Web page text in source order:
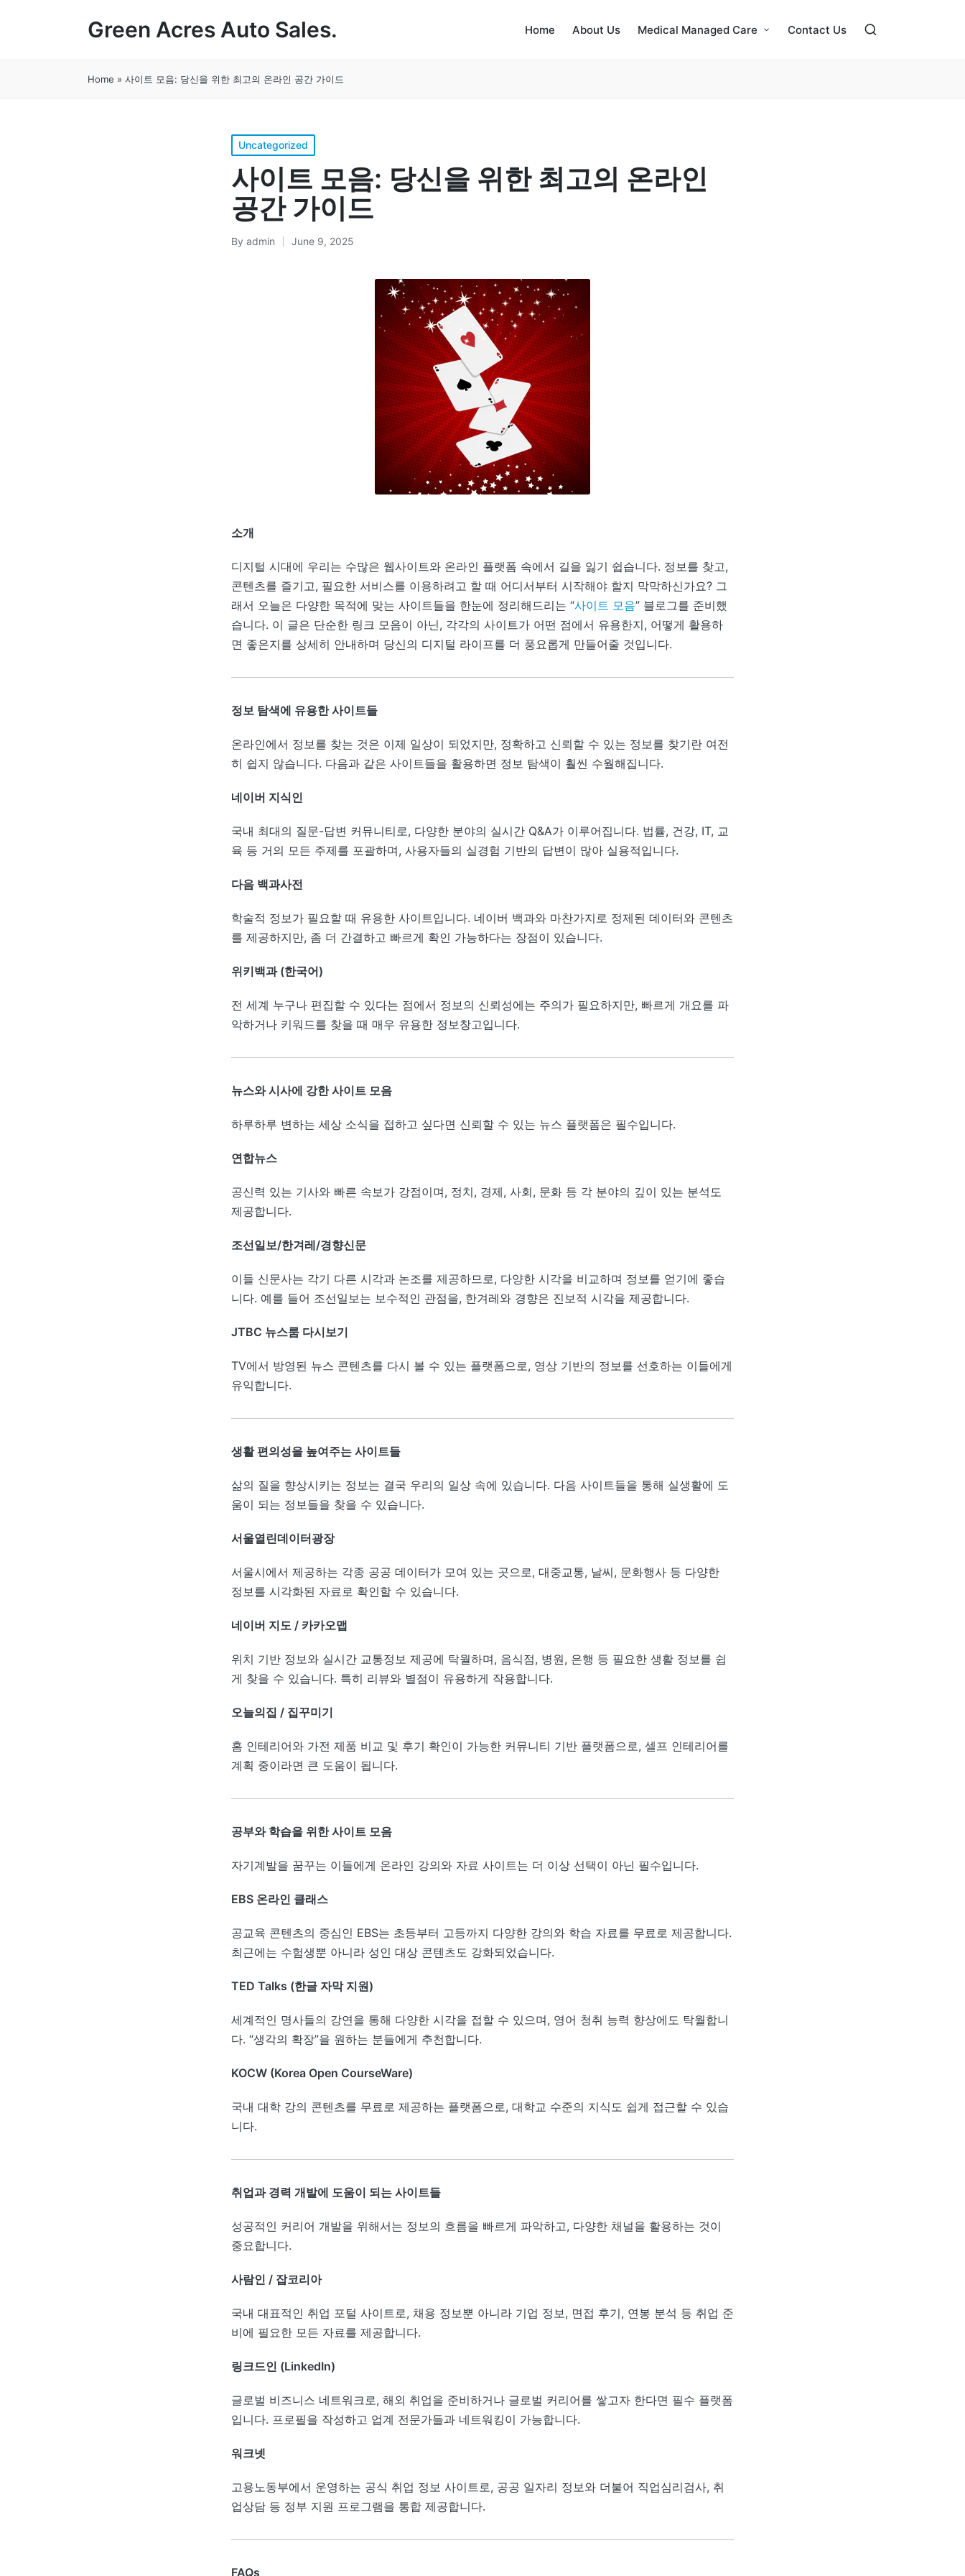
Green Acres Auto Sales. Home About Us Medical Managed Care Contact Us
Home » 사이트 모음: 당신을 위한 최고의 온라인 공간 가이드
Posted
in
Uncategorized
사이트 모음: 당신을 위한 최고의 온라인
공간 가이드
Posted
By admin June 9, 2025
소개
디지털 시대에 우리는 수많은 웹사이트와 온라인 플랫폼 속에서 길을 잃기 쉽습니다. 정보를 찾고,
콘텐츠를 즐기고, 필요한 서비스를 이용하려고 할 때 어디서부터 시작해야 할지 막막하신가요? 그
래서 오늘은 다양한 목적에 맞는 사이트들을 한눈에 정리해드리는 “사이트 모음” 블로그를 준비했
습니다. 이 글은 단순한 링크 모음이 아닌, 각각의 사이트가 어떤 점에서 유용한지, 어떻게 활용하
면 좋은지를 상세히 안내하며 당신의 디지털 라이프를 더 풍요롭게 만들어줄 것입니다.
정보 탐색에 유용한 사이트들
온라인에서 정보를 찾는 것은 이제 일상이 되었지만, 정확하고 신뢰할 수 있는 정보를 찾기란 여전
히 쉽지 않습니다. 다음과 같은 사이트들을 활용하면 정보 탐색이 훨씬 수월해집니다.
네이버 지식인
국내 최대의 질문-답변 커뮤니티로, 다양한 분야의 실시간 Q&A가 이루어집니다. 법률, 건강, IT, 교
육 등 거의 모든 주제를 포괄하며, 사용자들의 실경험 기반의 답변이 많아 실용적입니다.
다음 백과사전
학술적 정보가 필요할 때 유용한 사이트입니다. 네이버 백과와 마찬가지로 정제된 데이터와 콘텐츠
를 제공하지만, 좀 더 간결하고 빠르게 확인 가능하다는 장점이 있습니다.
위키백과 (한국어)
전 세계 누구나 편집할 수 있다는 점에서 정보의 신뢰성에는 주의가 필요하지만, 빠르게 개요를 파
악하거나 키워드를 찾을 때 매우 유용한 정보창고입니다.
뉴스와 시사에 강한 사이트 모음
하루하루 변하는 세상 소식을 접하고 싶다면 신뢰할 수 있는 뉴스 플랫폼은 필수입니다.
연합뉴스
공신력 있는 기사와 빠른 속보가 강점이며, 정치, 경제, 사회, 문화 등 각 분야의 깊이 있는 분석도
제공합니다.
조선일보/한겨레/경향신문
이들 신문사는 각기 다른 시각과 논조를 제공하므로, 다양한 시각을 비교하며 정보를 얻기에 좋습
니다. 예를 들어 조선일보는 보수적인 관점을, 한겨레와 경향은 진보적 시각을 제공합니다.
JTBC 뉴스룸 다시보기
TV에서 방영된 뉴스 콘텐츠를 다시 볼 수 있는 플랫폼으로, 영상 기반의 정보를 선호하는 이들에게
유익합니다.
생활 편의성을 높여주는 사이트들
삶의 질을 향상시키는 정보는 결국 우리의 일상 속에 있습니다. 다음 사이트들을 통해 실생활에 도
움이 되는 정보들을 찾을 수 있습니다.
서울열린데이터광장
서울시에서 제공하는 각종 공공 데이터가 모여 있는 곳으로, 대중교통, 날씨, 문화행사 등 다양한
정보를 시각화된 자료로 확인할 수 있습니다.
네이버 지도 / 카카오맵
위치 기반 정보와 실시간 교통정보 제공에 탁월하며, 음식점, 병원, 은행 등 필요한 생활 정보를 쉽
게 찾을 수 있습니다. 특히 리뷰와 별점이 유용하게 작용합니다.
오늘의집 / 집꾸미기
홈 인테리어와 가전 제품 비교 및 후기 확인이 가능한 커뮤니티 기반 플랫폼으로, 셀프 인테리어를
계획 중이라면 큰 도움이 됩니다.
공부와 학습을 위한 사이트 모음
자기계발을 꿈꾸는 이들에게 온라인 강의와 자료 사이트는 더 이상 선택이 아닌 필수입니다.
EBS 온라인 클래스
공교육 콘텐츠의 중심인 EBS는 초등부터 고등까지 다양한 강의와 학습 자료를 무료로 제공합니다.
최근에는 수험생뿐 아니라 성인 대상 콘텐츠도 강화되었습니다.
TED Talks (한글 자막 지원)
세계적인 명사들의 강연을 통해 다양한 시각을 접할 수 있으며, 영어 청취 능력 향상에도 탁월합니
다. “생각의 확장”을 원하는 분들에게 추천합니다.
KOCW (Korea Open CourseWare)
국내 대학 강의 콘텐츠를 무료로 제공하는 플랫폼으로, 대학교 수준의 지식도 쉽게 접근할 수 있습
니다.
취업과 경력 개발에 도움이 되는 사이트들
성공적인 커리어 개발을 위해서는 정보의 흐름을 빠르게 파악하고, 다양한 채널을 활용하는 것이
중요합니다.
사람인 / 잡코리아
국내 대표적인 취업 포털 사이트로, 채용 정보뿐 아니라 기업 정보, 면접 후기, 연봉 분석 등 취업 준
비에 필요한 모든 자료를 제공합니다.
링크드인 (LinkedIn)
글로벌 비즈니스 네트워크로, 해외 취업을 준비하거나 글로벌 커리어를 쌓고자 한다면 필수 플랫폼
입니다. 프로필을 작성하고 업계 전문가들과 네트워킹이 가능합니다.
워크넷
고용노동부에서 운영하는 공식 취업 정보 사이트로, 공공 일자리 정보와 더불어 직업심리검사, 취
업상담 등 정부 지원 프로그램을 통합 제공합니다.
FAQs